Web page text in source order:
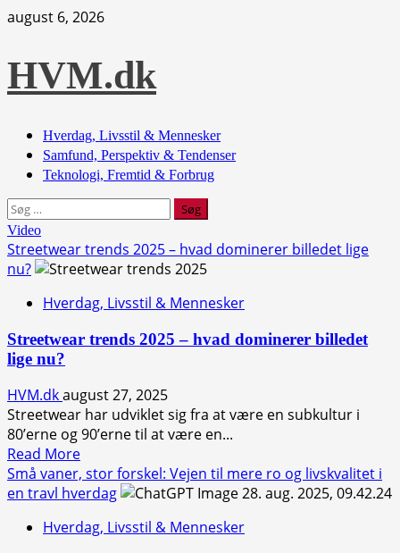
Skip
august 6, 2026
HVM.dk
Primary
Menu
Hverdag, Livsstil & Mennesker
Samfund, Perspektiv & Tendenser
Teknologi, Fremtid & Forbrug
Søg
efter:
Video
Streetwear trends 2025 – hvad dominerer billedet lige
nu?
Hverdag, Livsstil & Mennesker
Streetwear trends 2025 – hvad dominerer billedet
lige nu?
HVM.dkaugust 27, 2025
Streetwear har udviklet sig fra at være en subkultur i
80’erne og 90’erne til at være en...
Read MoreRead
more
about
trends
Små vaner, stor forskel: Vejen til mere ro og livskvalitet i
en travl hverdag
Hverdag, Livsstil & Mennesker